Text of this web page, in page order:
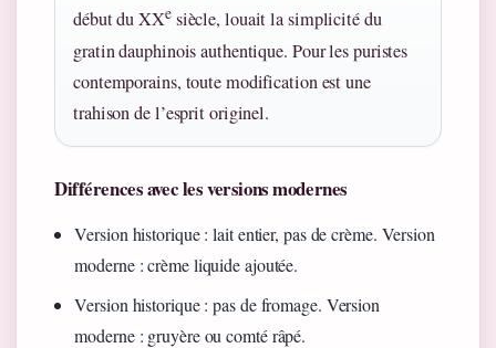
début du XXesiècle, louait la simplicité du
gratin dauphinois authentique. Pour les puristes
contemporains, toute modification est une
trahison de l’esprit originel.
Différences avec les versions modernes
Version historique : lait entier, pas de crème. Version
moderne : crème liquide ajoutée.
Version historique : pas de fromage. Version
moderne : gruyère ou comté râpé.